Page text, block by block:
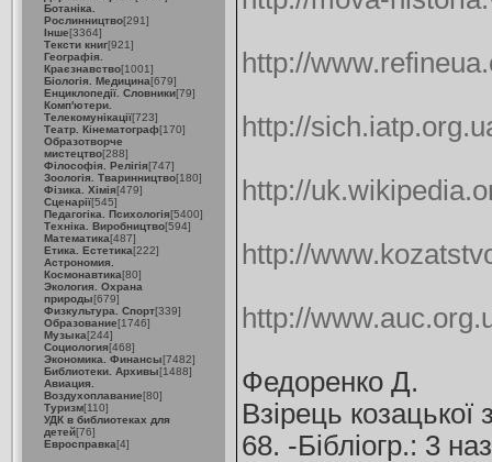
Ботаніка.
Рослинництво[291]
Інше[3364]
Тексти книг[921]
Географія.
Краєзнавство[1001]
Біологія. Медицина[679]
Енциклопедії. Словники[79]
Комп'ютери.
Телекомунікації[723]
Театр. Кінематограф[170]
Образотворче
мистецтво[288]
Філософія. Релігія[747]
Зоологія. Тваринництво[180]
Фізика. Хімія[479]
Сценарії[545]
Педагогіка. Психологія[5400]
Техніка. Виробництво[594]
Математика[487]
Етика. Естетика[222]
Астрономия.
Космонавтика[80]
Экология. Охрана
природы[679]
Физкультура. Спорт[339]
Образование[1746]
Музыка[244]
Социология[468]
Экономика. Финансы[7482]
Библиотеки. Архивы[1488]
Авиация.
Воздухоплавание[80]
Туризм[110]
УДК в библиотеках для
детей[76]
Евросправка[4]
http://
http://
http://
http://
http://
Федоренко Д.
Взірець
68. -Бібліогр.: 3